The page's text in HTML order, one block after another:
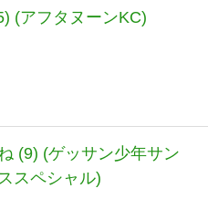
(アフタヌーンKC)
(9) (ゲッサン少年サン
スペシャル)